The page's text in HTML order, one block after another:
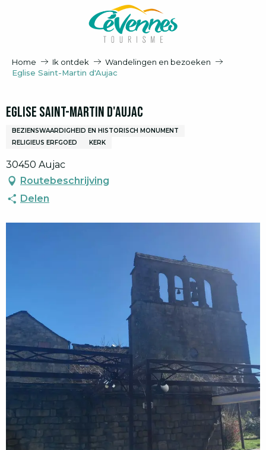
Home Ik ontdek
Wandelingen en bezoeken
Eglise Saint-Martin d'Aujac
Eglise Saint-Martin d'Aujac
BEZIENSWAARDIGHEID EN HISTORISCH MONUMENT
RELIGIEUS ERFGOED
KERK
30450 Aujac
Routebeschrijving
Delen